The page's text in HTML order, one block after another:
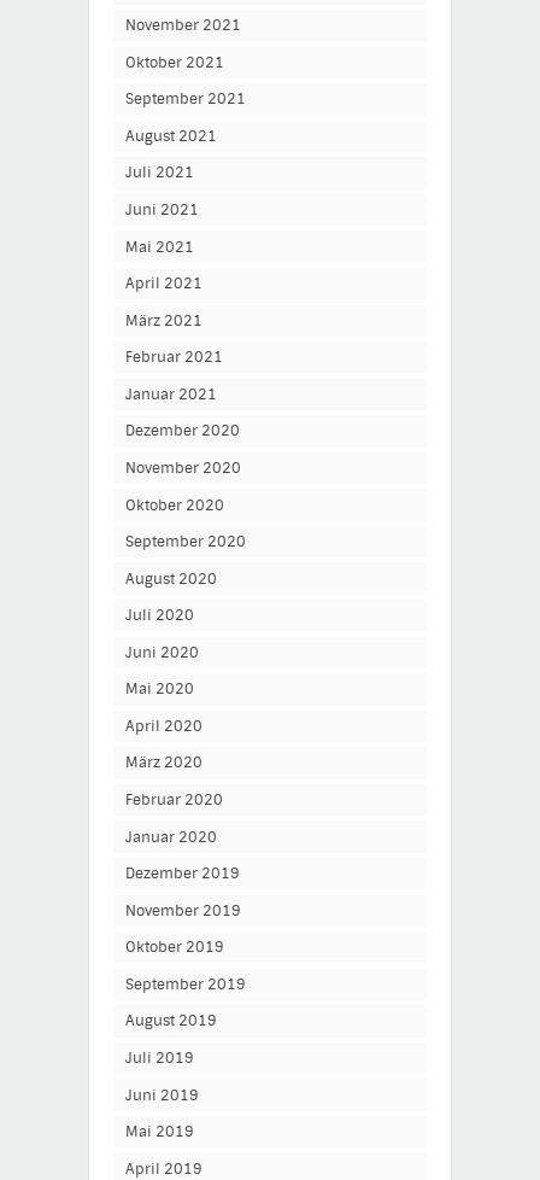
November 2021
Oktober 2021
September 2021
August 2021
Juli 2021
Juni 2021
Mai 2021
April 2021
März 2021
Februar 2021
Januar 2021
Dezember 2020
November 2020
Oktober 2020
September 2020
August 2020
Juli 2020
Juni 2020
Mai 2020
April 2020
März 2020
Februar 2020
Januar 2020
Dezember 2019
November 2019
Oktober 2019
September 2019
August 2019
Juli 2019
Juni 2019
Mai 2019
April 2019